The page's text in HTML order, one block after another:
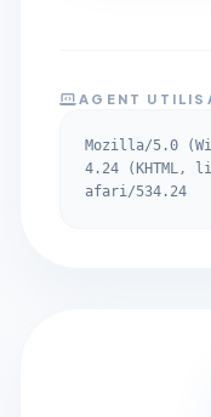
AGENT
Mozilla/5.0
4.24 (KHTML,
afari/534.24